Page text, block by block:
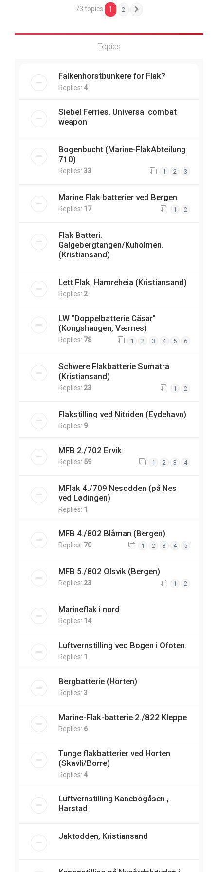
73 topics 1 2
Topics
Falkenhorstbunkere for Flak?
Replies: 4
Siebel Ferries. Universal combat
weapon
Bogenbucht (Marine-FlakAbteilung
710)
Replies: 33 1 2 3
Marine Flak batterier ved Bergen
Replies: 17 1 2
Flak Batteri.
Galgebergtangen/Kuholmen.
(Kristiansand)
Lett Flak, Hamreheia (Kristiansand)
Replies: 2
LW "Doppelbatterie Cäsar"
(Kongshaugen, Værnes)
Replies: 78 1 2 3 4 5 6
Schwere Flakbatterie Sumatra
(Kristiansand)
Replies: 23 1 2
Flakstilling ved Nitriden (Eydehavn)
Replies: 9
MFB 2./702 Ervik
Replies: 59 1 2 3 4
MFlak 4./709 Nesodden (på Nes
ved Lødingen)
Replies: 1
MFB 4./802 Blåman (Bergen)
Replies: 70 1 2 3 4 5
MFB 5./802 Olsvik (Bergen)
Replies: 23 1 2
Marineflak i nord
Replies: 14
Luftvernstilling ved Bogen i Ofoten.
Replies: 1
Bergbatterie (Horten)
Replies: 3
Marine-Flak-batterie 2./822 Kleppe
Replies: 6
Tunge flakbatterier ved Horten
(Skavli/Borre)
Replies: 4
Luftvernstilling Kanebogåsen ,
Harstad
Jaktodden, Kristiansand